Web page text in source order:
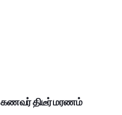
கணவர் திடீர் மரணம்